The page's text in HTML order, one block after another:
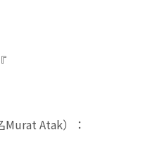
Murat Atak）：